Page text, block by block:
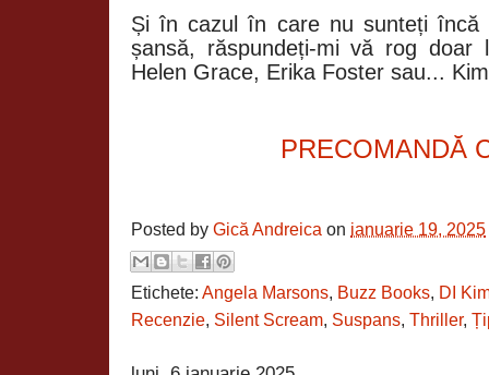
Și în cazul în care nu sunteți încă
șansă, răspundeți-mi vă rog doar
Helen Grace, Erika Foster sau...
PRECOMANDĂ
Posted by Gică Andreica on ianuarie 19, 2025
Etichete: Angela Marsons, Buzz Books, DI
Recenzie, Silent Scream, Suspans, Thriller,